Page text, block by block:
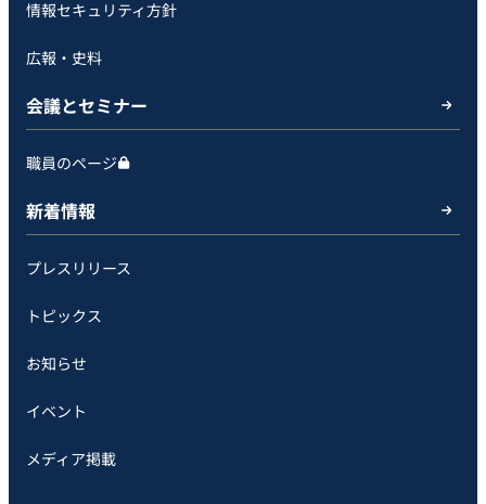
情報セキュリティ方針
広報・史料
会議とセミナー
職員のページ
新着情報
プレスリリース
トピックス
お知らせ
イベント
メディア掲載